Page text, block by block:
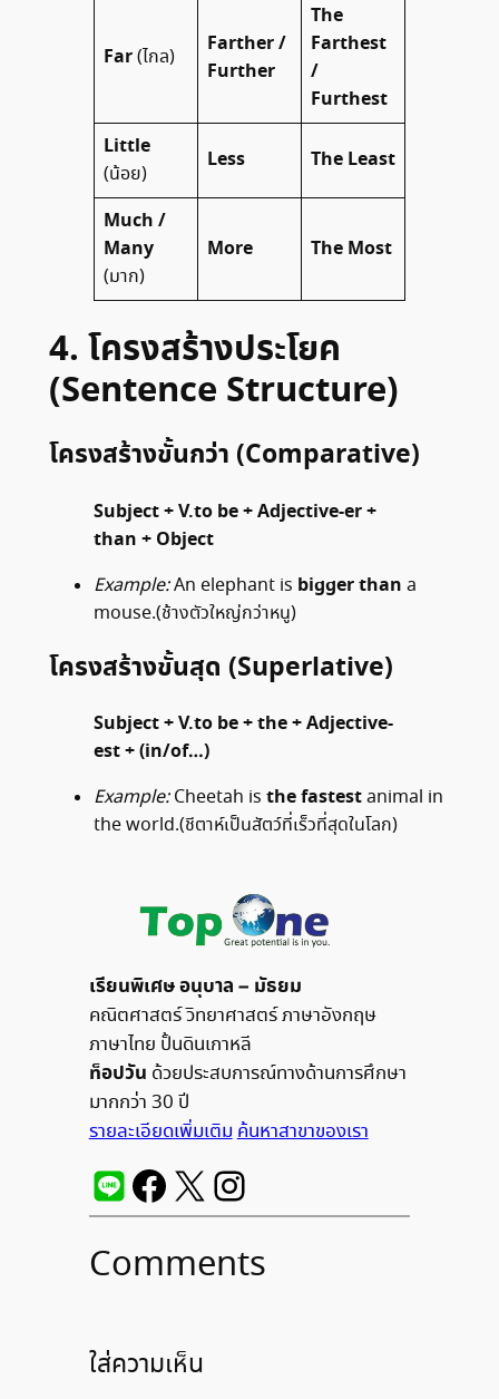
Far(ไกล)
Farther /
Further
The
Farthest
/
Furthest
Little
(น้อย)
Less The Least
Much /
Many
(มาก)
More The Most
4. โครงสร้างประโยค
(Sentence Structure)
โครงสร้างขั้นกว่า (Comparative)
Subject + V.to be + Adjective-er +
than + Object
Example:An elephant is bigger than a
mouse.(ช้างตัวใหญ่กว่าหนู)
โครงสร้างขั้นสุด (Superlative)
Subject + V.to be + the + Adjective-
est + (in/of…)
Example:Cheetah is the fastestanimal in
the world.(ชีตาห์เป็นสัตว์ที่เร็วที่สุดในโลก)
เรียนพิเศษ อนุบาล – มัธยม
คณิตศาสตร์ วิทยาศาสตร์ ภาษาอังกฤษ
ภาษาไทย ปั้นดินเกาหลี
ท็อปวัน ด้วยประสบการณ์ทางด้านการศึกษา
มากกว่า 30 ปี
รายละเอียดเพิ่มเติมค้นหาสาขาของเรา
Comments
ใส่ความเห็น